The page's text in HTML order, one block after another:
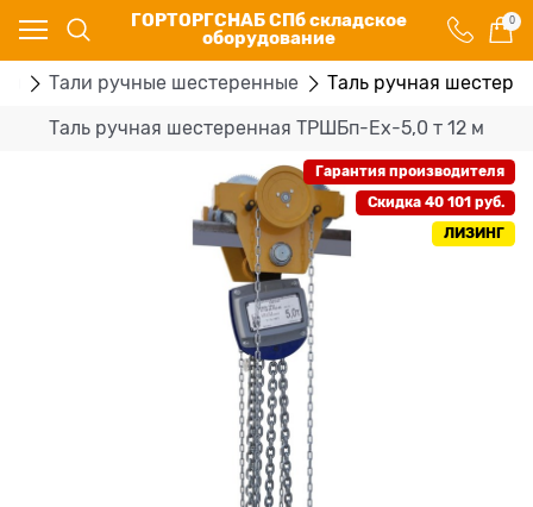
ГОРТОРГСНАБ СПб складское
оборудование
0
Тали ручные шестеренные Таль ручная
Таль ручная шестеренная ТРШБп-Ех-5,0 т 12 м
Гарантия производителя
Скидка 40 101 руб.
ЛИЗИНГ